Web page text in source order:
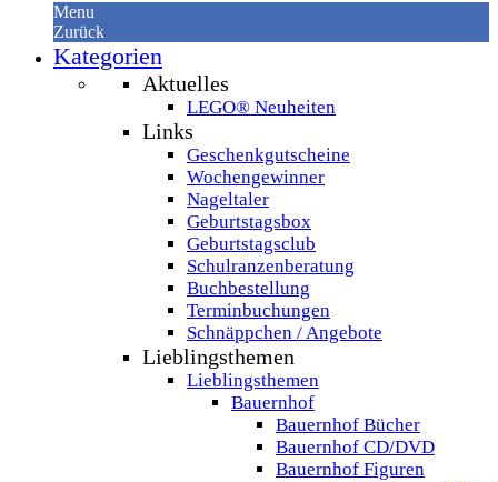
Menu
Zurück
Kategorien
Aktuelles
LEGO® Neuheiten
Links
Geschenkgutscheine
Wochengewinner
Nageltaler
Geburtstagsbox
Geburtstagsclub
Schulranzenberatung
Buchbestellung
Terminbuchungen
Schnäppchen / Angebote
Lieblingsthemen
Lieblingsthemen
Bauernhof
Bauernhof Bücher
Bauernhof CD/DVD
Bauernhof Figuren